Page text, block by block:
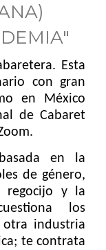
Esta
con gran
en México
de Cabaret
en la
de género,
regocijo y la
los
otra industria
te contrata